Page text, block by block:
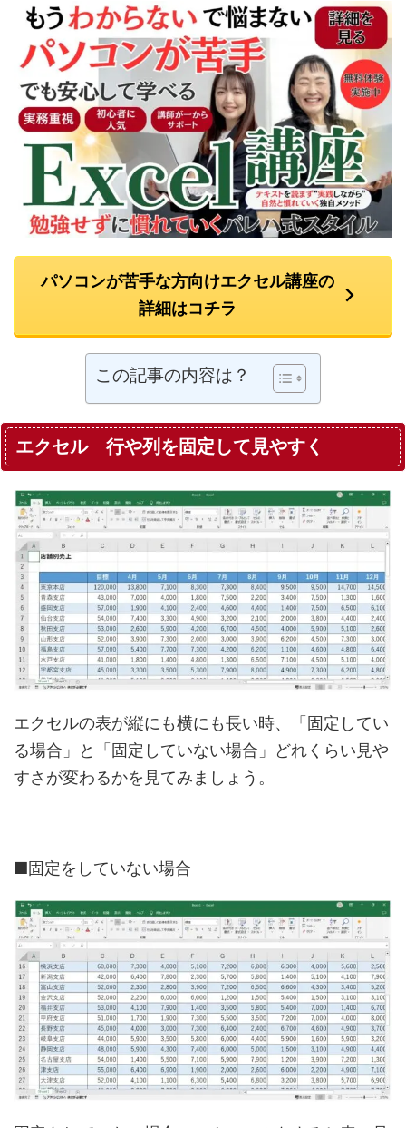
パソコンが苦手な方向けエクセル講座の
詳細はコチラ
この記事の内容は？
エクセル 行や列を固定して見やすく
エクセルの表が縦にも横にも長い時、「固定してい
る場合」と「固定していない場合」どれくらい見や
すさが変わるかを見てみましょう。
■固定をしていない場合